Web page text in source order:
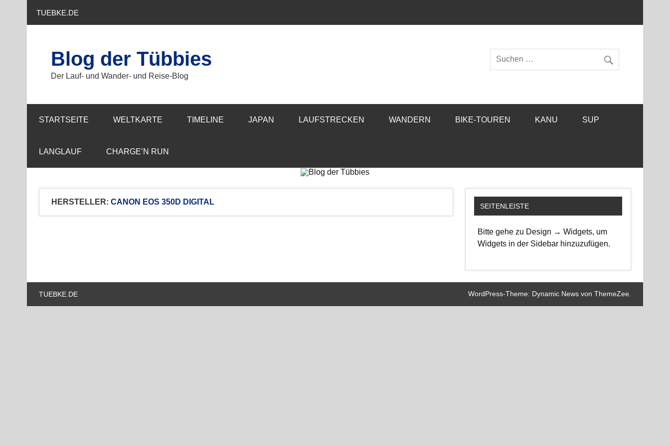
TUEBKE.DE
Blog der Tübbies
Der Lauf- und Wander- und Reise-Blog
STARTSEITE WELTKARTE TIMELINE JAPAN LAUFSTRECKEN WANDERN BIKE-TOUREN KANU SUP
LANGLAUF CHARGE’N RUN
HERSTELLER: CANON EOS 350D DIGITAL
SEITENLEISTE
Bitte gehe zu Design → Widgets, um
Widgets in der Sidebar hinzuzufügen.
TUEBKE.DE WordPress-Theme: Dynamic News von ThemeZee.